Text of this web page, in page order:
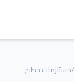
/مستلزمات مطبخ